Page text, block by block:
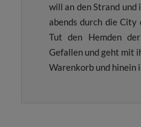
will an den Strand und
abends durch die City
Tut den Hemden
Gefallen und geht mit
Warenkorb und hinein